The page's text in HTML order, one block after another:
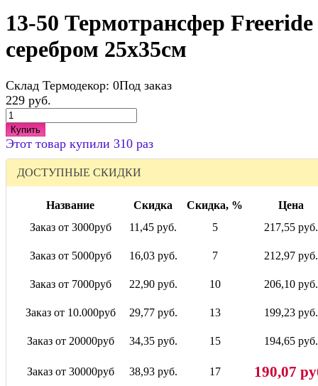
13-50 Термотрансфер Freeride
серебром 25х35см
Склад Термодекор: 0Под заказ
229 руб.
Купить
Этот товар купили 310 раз
ДОСТУПНЫЕ СКИДКИ
Название Скидка Скидка, %
Цена
Заказ от 3000руб
11,45 руб. 5 217,55 руб.
Заказ от 5000руб 16,03 руб. 7 212,97 руб.
Заказ от 7000руб 22,90 руб. 10 206,10 руб.
Заказ от 10.000руб 29,77 руб. 13 199,23 руб.
Заказ от 20000руб 34,35 руб. 15 194,65 руб.
Заказ от 30000руб 38,93 руб. 17 190,07